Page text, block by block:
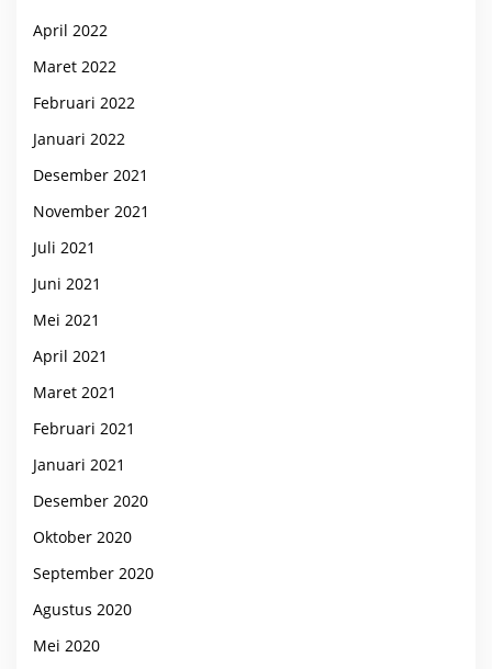
April 2022
Maret 2022
Februari 2022
Januari 2022
Desember 2021
November 2021
Juli 2021
Juni 2021
Mei 2021
April 2021
Maret 2021
Februari 2021
Januari 2021
Desember 2020
Oktober 2020
September 2020
Agustus 2020
Mei 2020